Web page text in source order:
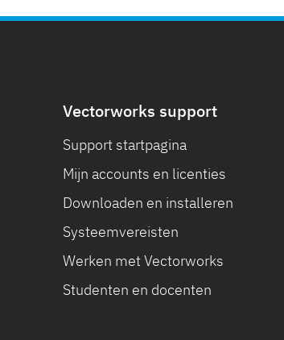
Vectorworks support
Support startpagina
Mijn accounts en licenties
Downloaden en installeren
Systeemvereisten
Werken met Vectorworks
Studenten en docenten